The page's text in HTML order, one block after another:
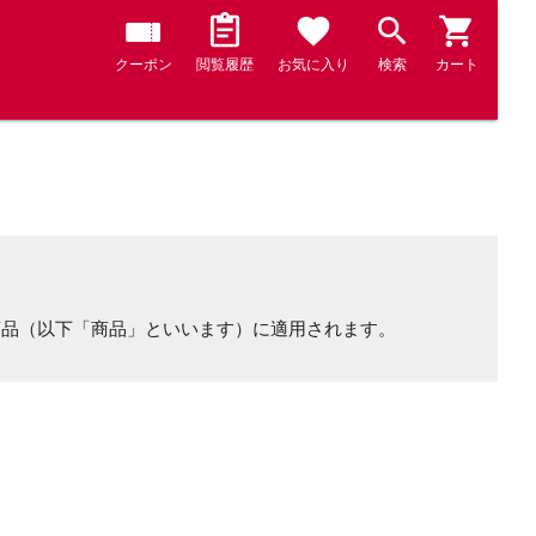
クーポン 閲覧履歴 お気に入り 検索 カート
（以下「商品」といいます）に適用されます。